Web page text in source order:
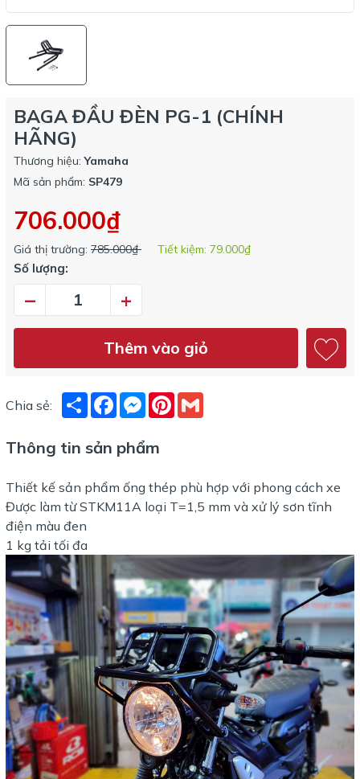
BAGA ĐẦU ĐÈN PG-1 (CHÍNH
HÃNG)
Thương hiệu:Yamaha
Mã sản phẩm: SP479
706.000₫
Giá thị trường: 785.000₫ Tiết kiệm: 79.000₫
Số lượng:
– +
Thêm vào giỏ
Chia sẻ: ShareFacebookMessenger
Pinterest
Thông tin sản phẩm
Thiết kế sản phẩm ống thép phù hợp với phong cách xe
Được làm từ STKM11A loại T=1,5 mm và xử lý sơn tĩnh
điện màu đen
1 kg tải tối đa